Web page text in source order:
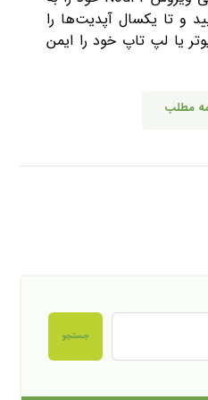
و تا یکسال آپدیت‌ها را
یا لپ تاپ خود را ایمن
مطلب
جستجو